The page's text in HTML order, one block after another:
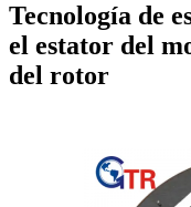
Tecnología de
el estator del
del rotor